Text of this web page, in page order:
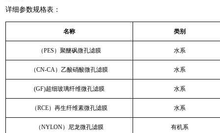
详细参数规格表：
名称 类别
（PES）聚醚砜微孔滤膜 水系
（CN-CA）乙酸硝酸微孔滤膜 水系
(GF)超细玻璃纤维微孔滤膜 水系
（RCE）再生纤维素微孔滤膜 水系
（NYLON）尼龙微孔滤膜 有机系